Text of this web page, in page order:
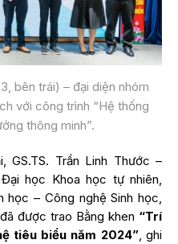
bên trái) – đại diện nhóm
với công trình “Hệ thống
thông minh”.
Trần Linh Thước –
học Khoa học tự nhiên,
học – Công nghệ Sinh học,
được trao Bằng khen “Trí
tiêu biểu năm 2024”, ghi